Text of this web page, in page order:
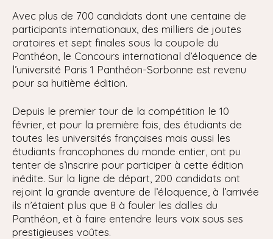
Avec plus de 700 candidats dont une centaine de
participants internationaux, des milliers de joutes
oratoires et sept finales sous la coupole du
Panthéon, le Concours international d’éloquence de
l’université Paris 1 Panthéon-Sorbonne est revenu
pour sa huitième édition.
Depuis le premier tour de la compétition le 10
février, et pour la première fois, des étudiants de
toutes les universités françaises mais aussi les
étudiants francophones du monde entier, ont pu
tenter de s’inscrire pour participer à cette édition
inédite. Sur la ligne de départ, 200 candidats ont
rejoint la grande aventure de l’éloquence, à l’arrivée
ils n’étaient plus que 8 à fouler les dalles du
Panthéon, et à faire entendre leurs voix sous ses
prestigieuses voûtes.